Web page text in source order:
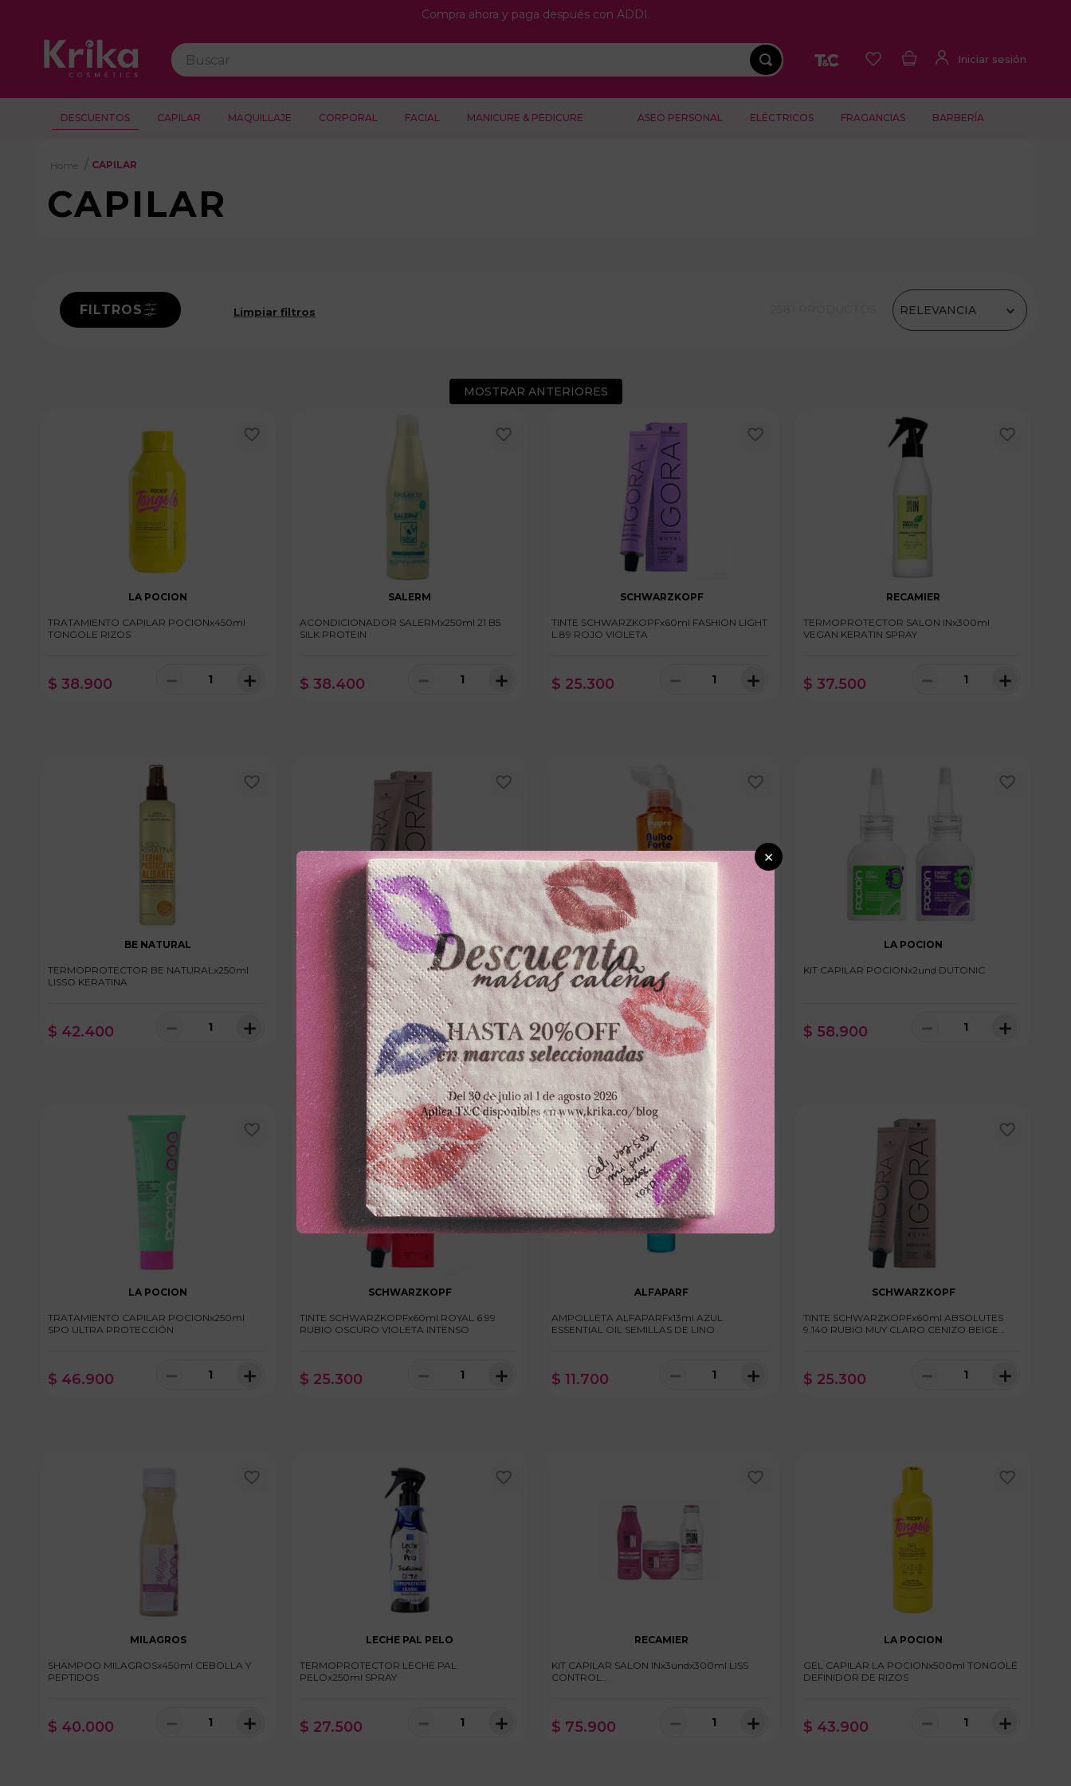
Compra ahora y paga después con ADDI.
Buscar
DESCUENTOS CAPILAR MAQUILLAJE CORPORAL FACIAL MANICURE & PEDICURE ASEO PERSONAL ELÉCTRICOS FRAGANCIAS BARBERÍA
CAPILAR
CAPILAR
FILTROS RELEVANCIA
MOSTRAR ANTERIORES
LA POCION
TRATAMIENTO CAPILAR POCIONx450ml
TONGOLE RIZOS
$ 38.900 ＋
－
SALERM
ACONDICIONADOR SALERMx250ml 21 B5
SILK PROTEIN
$ 38.400 ＋
－
SCHWARZKOPF
TINTE SCHWARZKOPFx60ml FASHION LIGHT
L.89 ROJO VIOLETA
$ 25.300 ＋
－
RECAMIER
TERMOPROTECTOR SALON INx300ml
VEGAN KERATIN SPRAY
$ 37.500 ＋
－
BE NATURAL
TERMOPROTECTOR BE NATURALx250ml
LISSO KERATINA
$ 42.400 ＋
－
SCHWARZKOPF
TINTE SCHWARZKOPFx60ml ABSOLUTES
6.60 RUBIO OSCURO CHOCOLATE NATURAL
$ 25 .300 ＋
－
BYS PRO
TONICO CAPILAR BYSPROx120ml BULBO
FORTE ANAGENXYL
$ 62.000 ＋
－
LA POCION
KIT CAPILAR POCIONx2und DUTONIC
$ 58.900 ＋
－
LA POCION
TRATAMIENTO CAPILAR POCIONx250ml
SPO ULTRA PROTECCIÓN
$ 46.900 ＋
－
SCHWARZKOPF
TINTE SCHWARZKOPFx60ml ROYAL 6.99
RUBIO OSCURO VIOLETA INTENSO
$ 25.300 ＋
－
ALFAPARF
AMPOLLETA ALFAPARFx13ml AZUL
ESSENTIAL OIL SEMILLAS DE LINO
$ 11.700 ＋
－
SCHWARZKOPF
TINTE SCHWARZKOPFx60ml ABSOLUTES
9.140 RUBIO MUY CLARO CENIZO BEIGE
$ 25.300 ＋
－
MILAGROS
SHAMPOO MILAGROSx450ml CEBOLLA Y
PEPTIDOS
$ 40.000 ＋
－
LECHE PAL PELO
TERMOPROTECTOR LECHE PAL
PELOx250ml SPRAY
$ 27.500 ＋
－
RECAMIER
KIT CAPILAR SALON INx3undx300ml LISS
CONTROL
$ 75.900 ＋
－
LA POCION
GEL CAPILAR LA POCIONx500ml TONGOLÉ
DEFINIDOR DE RIZOS
$ 43.900 ＋
－
×